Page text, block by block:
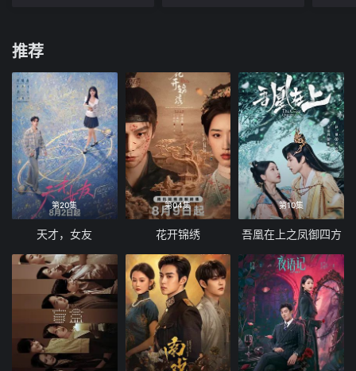
推荐
第20集
天才，女友
第04集
花开锦绣
第10集
吾凰在上之凤御四方